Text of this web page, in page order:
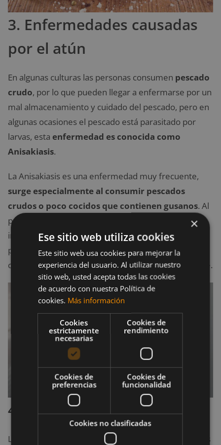
3. Enfermedades causadas
por el atún
En algunas culturas las personas consumen pescado
crudo, por lo que pueden llegar a enfermarse por un
mal almacenamiento y cuidado del pescado, pero en
algunas ocasiones el pescado está parasitado por
larvas, esta enfermedad es conocida como
Anisakiasis.
La Anisakiasis es una enfermedad muy frecuente,
surge especialmente al consumir pescados
crudos o poco cocidos que contienen gusanos. Al
principio se manifiesta con dolores estomacales o
incluso por alergias. Se recomienda tomar las
previsiones necesarias antes de consumir atún o
cualquier otro pescado crudo para evitar enfermarse.
4. Otros contaminantes
La mala manipulación del atún hace que las personas
×
Ese sitio web utiliza cookies
Este sitio web usa cookies para mejorar la
experiencia del usuario. Al utilizar nuestro
sitio web, usted acepta todas las cookies
de acuerdo con nuestra Política de
cookies. Más información
Cookies
estrictamente
necesarias
Cookies de
rendimiento
Cookies de
preferencias
Cookies de
funcionalidad
Cookies no clasificadas